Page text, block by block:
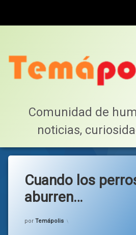
Lista de Megapost
Tabla de puntos
Comunidad de
noticias,
Cuando los
aburren…
por Temápolis